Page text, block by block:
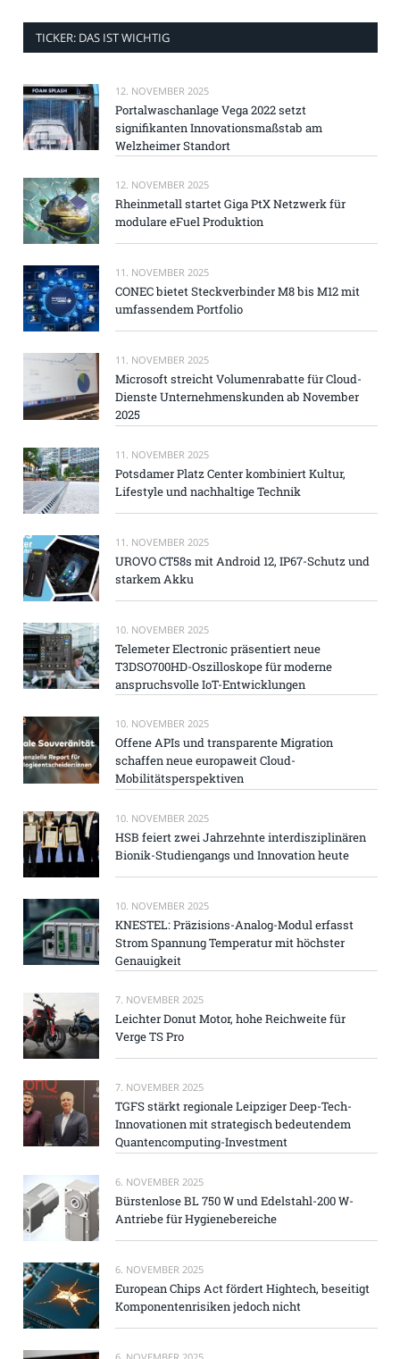
TICKER: DAS IST WICHTIG
12. NOVEMBER 2025
Portalwaschanlage Vega 2022 setzt
signifikanten Innovationsmaßstab am
Welzheimer Standort
12. NOVEMBER 2025
Rheinmetall startet Giga PtX Netzwerk für
modulare eFuel Produktion
11. NOVEMBER 2025
CONEC bietet Steckverbinder M8 bis M12 mit
umfassendem Portfolio
11. NOVEMBER 2025
Microsoft streicht Volumenrabatte für Cloud-
Dienste Unternehmenskunden ab November
2025
11. NOVEMBER 2025
Potsdamer Platz Center kombiniert Kultur,
Lifestyle und nachhaltige Technik
11. NOVEMBER 2025
UROVO CT58s mit Android 12, IP67-Schutz und
starkem Akku
10. NOVEMBER 2025
Telemeter Electronic präsentiert neue
T3DSO700HD-Oszilloskope für moderne
anspruchsvolle IoT-Entwicklungen
10. NOVEMBER 2025
Offene APIs und transparente Migration
schaffen neue europaweit Cloud-
Mobilitätsperspektiven
10. NOVEMBER 2025
HSB feiert zwei Jahrzehnte interdisziplinären
Bionik-Studiengangs und Innovation heute
10. NOVEMBER 2025
KNESTEL: Präzisions-Analog-Modul erfasst
Strom Spannung Temperatur mit höchster
Genauigkeit
7. NOVEMBER 2025
Leichter Donut Motor, hohe Reichweite für
Verge TS Pro
7. NOVEMBER 2025
TGFS stärkt regionale Leipziger Deep-Tech-
Innovationen mit strategisch bedeutendem
Quantencomputing-Investment
6. NOVEMBER 2025
Bürstenlose BL 750 W und Edelstahl-200 W-
Antriebe für Hygienebereiche
6. NOVEMBER 2025
European Chips Act fördert Hightech, beseitigt
Komponentenrisiken jedoch nicht